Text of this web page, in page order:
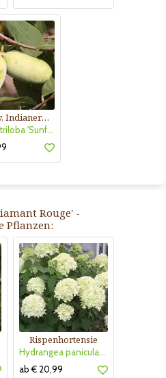
Pawpaw, Indianerbanane
Asimina triloba 'Sunflower'
Rouge' -
Pflanzen:
Rispenhortensie
Hydrangea paniculata 'Limelight'
ab € 20,99